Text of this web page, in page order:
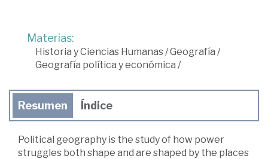
Materias:
Historia y Ciencias Humanas /Geografía /
Geografía política y económica /
Resumen Índice
Political geography is the study of how power
struggles both shape and are shaped by the places